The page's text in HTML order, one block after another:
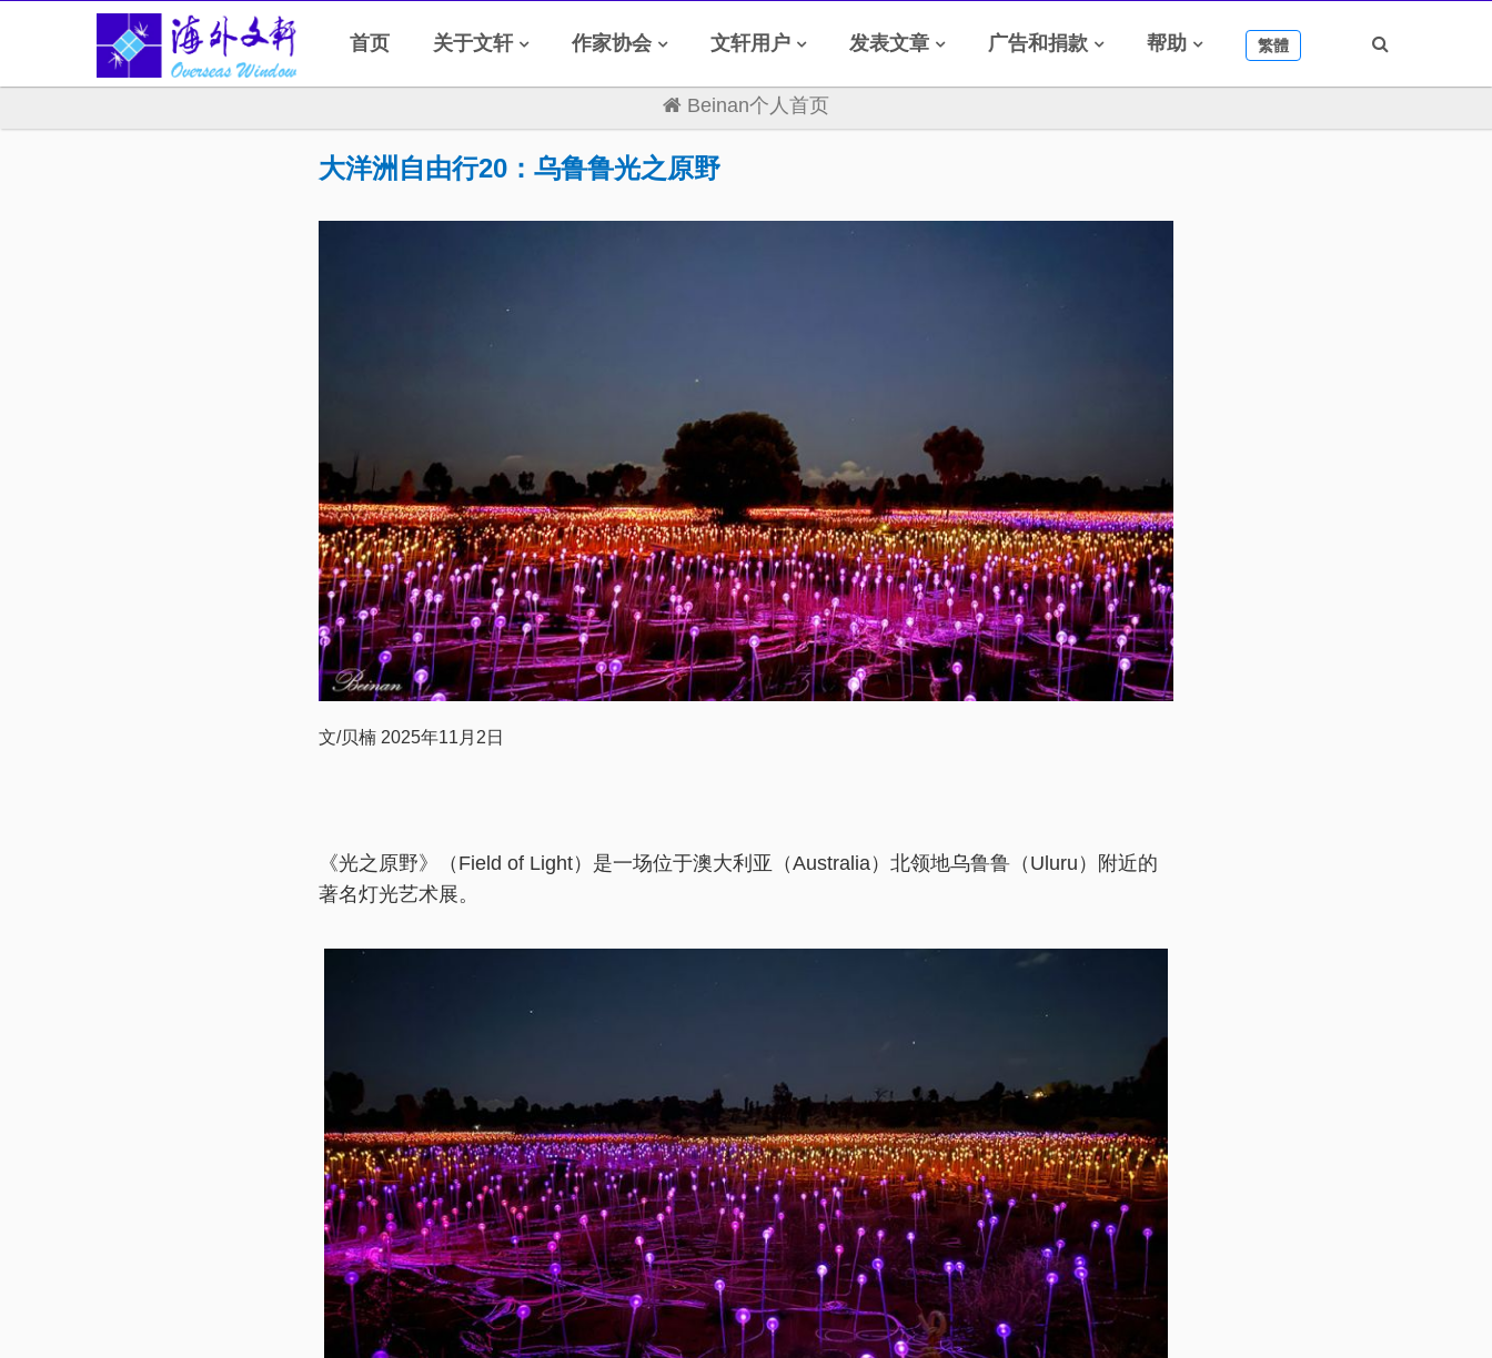
首页 关于文轩 作家协会 文轩用户 发表文章 广告和捐款 帮助 繁體
Beinan个人首页
大洋洲自由行20：乌鲁鲁光之原野
文/贝楠 2025年11月2日
《光之原野》（Field of Light）是一场位于澳大利亚（Australia）北领地乌鲁鲁（Uluru）附近的
著名灯光艺术展。